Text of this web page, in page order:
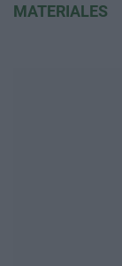
MATERIALES